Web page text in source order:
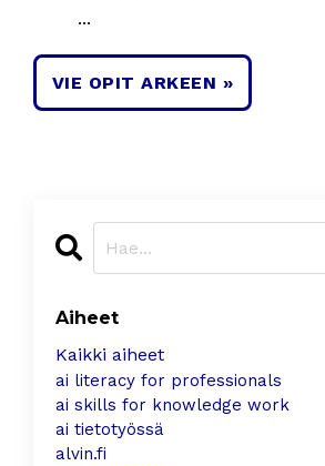
...
VIE OPIT ARKEEN »
Aiheet
Kaikki aiheet
ai literacy for professionals
ai skills for knowledge work
ai tietotyössä
alvin.fi